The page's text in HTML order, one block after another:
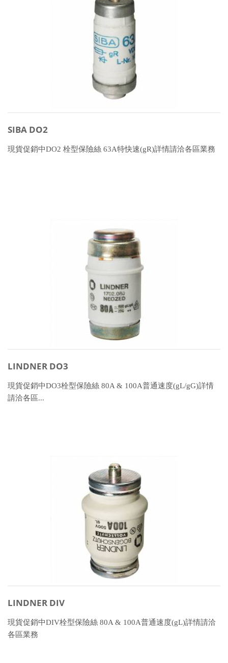
SIBA DO2
現貨促銷中DO2 栓型保險絲 63A特快速(gR)詳情請洽各區業務
LINDNER DO3
現貨促銷中DO3栓型保險絲 80A & 100A普通速度(gL/gG)詳情
請洽各區...
LINDNER DIV
現貨促銷中DIV栓型保險絲 80A & 100A普通速度(gL)詳情請洽
各區業務